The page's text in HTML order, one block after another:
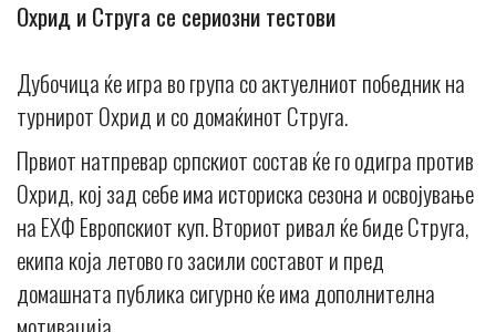
Охрид и Струга се сериозни тестови
Дубочица ќе игра во група со актуелниот победник на
турнирот Охрид и со домаќинот Струга.
Првиот натпревар српскиот состав ќе го одигра против
Охрид, кој зад себе има историска сезона и освојување
на ЕХФ Европскиот куп. Вториот ривал ќе биде Струга,
екипа која летово го засили составот и пред
домашната публика сигурно ќе има дополнителна